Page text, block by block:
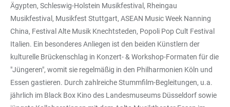
Ägypten, Schleswig-Holstein Musikfestival, Rheingau
Musikfestival, Musikfest Stuttgart, ASEAN Music Week Nanning
China, Festival Alte Musik Knechtsteden, Popoli Pop Cult Festival
Italien. Ein besonderes Anliegen ist den beiden Künstlern der
kulturelle Brückenschlag in Konzert- & Workshop-Formaten für die
"Jüngeren", womit sie regelmäßig in den Philharmonien Köln und
Essen gastieren. Durch zahlreiche Stummfilm-Begleitungen, u.a.
jährlich im Black Box Kino des Landesmuseums Düsseldorf sowie